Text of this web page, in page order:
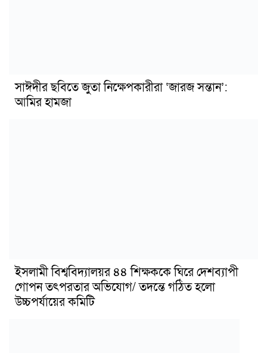
সাঈদীর ছবিতে জুতা নিক্ষেপকারীরা ‘জারজ সন্তান’:
আমির হামজা
ইসলামী বিশ্ববিদ্যালয়র ৪৪ শিক্ষককে ঘিরে দেশব্যাপী
গোপন তৎপরতার অভিযোগ/ তদন্তে গঠিত হলো
উচ্চপর্যায়ের কমিটি